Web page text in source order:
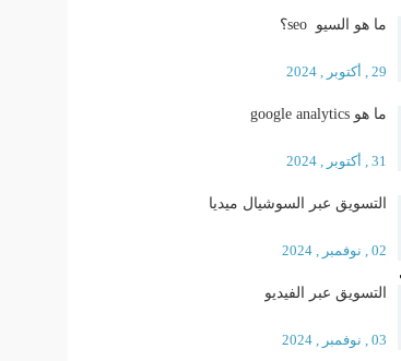
ما هو السيو seo؟
29 , أكتوبر , 2024
ما هو google analytics
31 , أكتوبر , 2024
التسويق عبر السوشيال ميديا
02 , نوفمبر , 2024
التسويق عبر الفيديو
03 , نوفمبر , 2024